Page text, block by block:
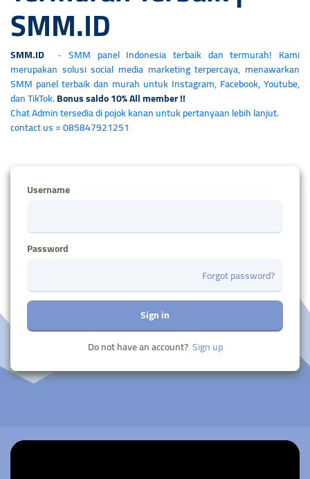
SMM.ID
SMM.ID -SMM panel Indonesia terbaik dan termurah! Kami
merupakan solusi social media marketing terpercaya, menawarkan
SMM panel terbaik dan murah untuk Instagram, Facebook, Youtube,
dan TikTok.Bonus saldo 10% All member !!
Chat Admin tersedia di pojok kanan untuk pertanyaan lebih lanjut.
contact us = 085847921251
Username
Password
Forgot password?
Sign in
Do not have an account? Sign up